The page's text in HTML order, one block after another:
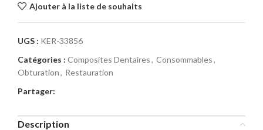
Ajouter à la liste de souhaits
UGS : KER-33856
Catégories : Composites Dentaires, Consommables,
Obturation, Restauration
Partager:
Description